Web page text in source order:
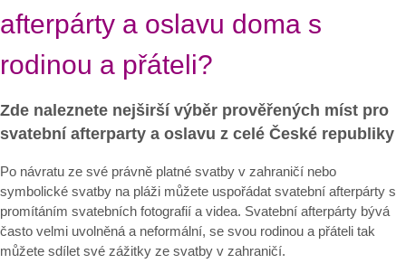
afterpárty a oslavu doma s
rodinou a přáteli?
Zde naleznete nejširší výběr prověřených míst pro
svatební afterparty a oslavu z celé České republiky
Po návratu ze své právně platné svatby v zahraničí nebo
symbolické svatby na pláži můžete uspořádat svatební afterpárty s
promítáním svatebních fotografií a videa. Svatební afterpárty bývá
často velmi uvolněná a neformální, se svou rodinou a přáteli tak
můžete sdílet své zážitky ze svatby v zahraničí.